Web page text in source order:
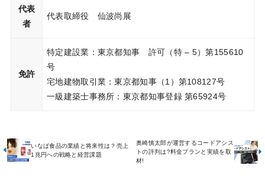
代表
者
代表取締役 仙波尚展
免許
特定建設業：東京都知事 許可（特 – 5）第155610
号
宅地建物取引業：東京都知事（1）第108127号
一級建築士事務所：東京都知事登録 第65924号
いなば食品の業績と将来性は？売上
1兆円への戦略と経営課題
奥崎慎太郎が運営するコードアシス
トの評判は?料金プランと実績を取
材!